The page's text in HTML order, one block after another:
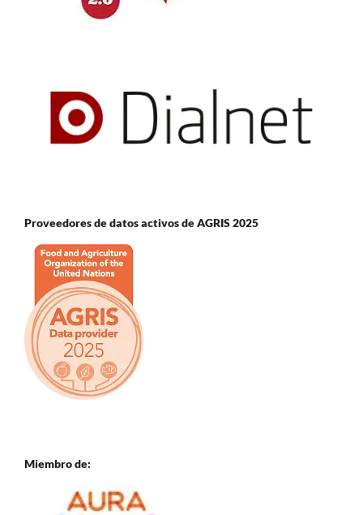
Proveedores de datos activos de AGRIS 2025
Miembro de: